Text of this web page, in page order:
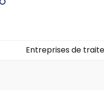
Entreprises de